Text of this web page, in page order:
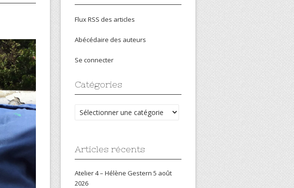
Flux RSS des articles
Abécédaire des auteurs
Se connecter
Catégories
Catégories
Articles récents
Atelier 4 – Hélène Gestern 5 août
2026